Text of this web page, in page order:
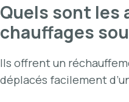
Quels sont les
chauffages
Ils offrent un
déplacés facilement